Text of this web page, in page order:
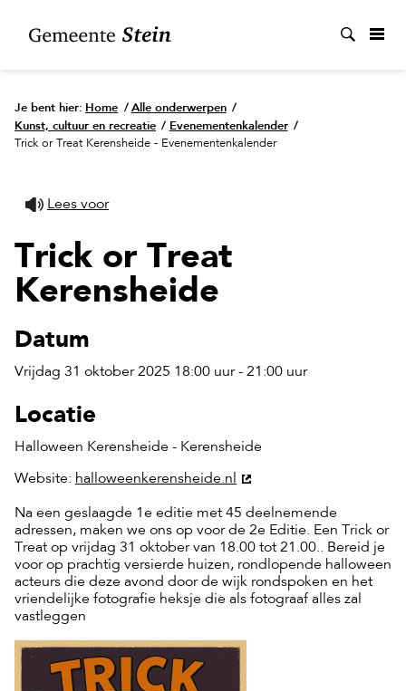
Je bent hier: Home / Alle onderwerpen /
Kunst, cultuur en recreatie / Evenementenkalender /
Trick or Treat Kerensheide - Evenementenkalender
Lees voor
Trick or Treat
Kerensheide
Datum
Vrijdag 31 oktober 2025 18:00 uur - 21:00 uur
Locatie
Halloween Kerensheide - Kerensheide
Website: halloweenkerensheide.nl
Na een geslaagde 1e editie met 45 deelnemende
adressen, maken we ons op voor de 2e Editie. Een Trick or
Treat op vrijdag 31 oktober van 18.00 tot 21.00.. Bereid je
voor op prachtig versierde huizen, rondlopende halloween
acteurs die deze avond door de wijk rondspoken en het
vriendelijke fotografie heksje die als fotograaf alles zal
vastleggen